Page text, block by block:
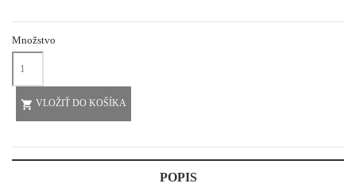
Množstvo
 VLOŽIŤ DO KOŠÍKA
POPIS